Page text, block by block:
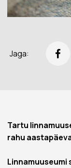
Jaga:
Tartu
rahu